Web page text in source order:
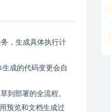
，生成具体执行计
成的代码变更会自
到部署的全流程。
预览和文档生成过